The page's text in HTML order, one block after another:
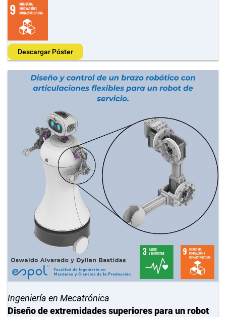
Descargar Póster
Ingeniería en Mecatrónica
Diseño de extremidades superiores para un robot